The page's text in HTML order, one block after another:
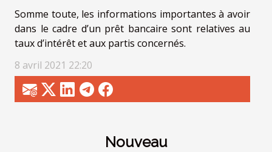
Somme toute, les informations importantes à avoir
dans le cadre d’un prêt bancaire sont relatives au
taux d’intérêt et aux partis concernés.
8 avril 2021 22:20
Nouveau